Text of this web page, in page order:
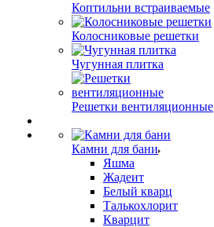
Коптильни встраиваемые
Колосниковые решетки
Чугунная плитка
Решетки вентиляционные
Камни для бани
Яшма
Жадеит
Белый кварц
Талькохлорит
Кварцит